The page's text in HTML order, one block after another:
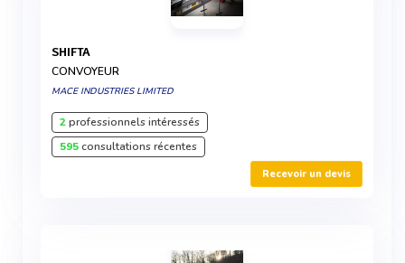
SHIFTA
CONVOYEUR
MACE INDUSTRIES LIMITED
2professionnels intéressés
595consultations récentes
Recevoir un devis